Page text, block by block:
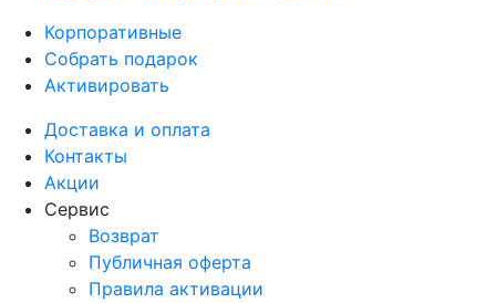
Корпоративные
Собрать подарок
Активировать
Доставка и оплата
Контакты
Акции
Сервис
Возврат
Публичная оферта
Правила активации